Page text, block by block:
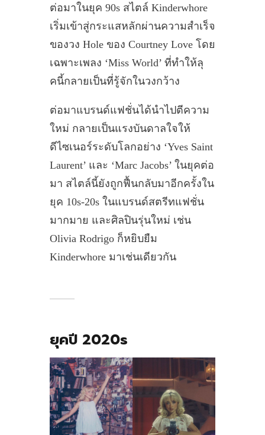
ต่อมาในยุค 90s สไตล์ Kinderwhore
เริ่มเข้าสู่กระแสหลักผ่านความสำเร็จ
ของวง Hole ของ Courtney Love โดย
เฉพาะเพลง ‘Miss World’ ที่ทำให้ลุ
คนี้กลายเป็นที่รู้จักในวงกว้าง
ต่อมาแบรนด์แฟชั่นได้นำไปตีความ
ใหม่ กลายเป็นแรงบันดาลใจให้
ดีไซเนอร์ระดับโลกอย่าง ‘Yves Saint
Laurent’ และ ‘Marc Jacobs’ ในยุคต่อ
มา สไตล์นี้ยังถูกฟื้นกลับมาอีกครั้งใน
ยุค 10s-20s ในแบรนด์สตรีทแฟชั่น
มากมาย และศิลปินรุ่นใหม่ เช่น
Olivia Rodrigo ก็หยิบยืม
Kinderwhore มาเช่นเดียวกัน
ยุคปี 2020s